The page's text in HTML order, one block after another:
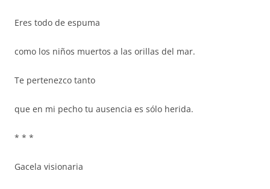
Eres todo de espuma
como los niños muertos a las orillas del mar.
Te pertenezco tanto
que en mi pecho tu ausencia es sólo herida.
* * *
Gacela visionaria